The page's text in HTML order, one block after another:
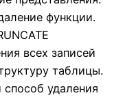
функции.
всех записей
таблицы.
удаления